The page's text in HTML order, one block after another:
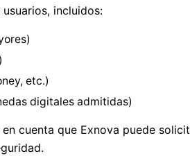
incluidos:
etc.)
digitales admitidas)
cuenta que Exnova puede